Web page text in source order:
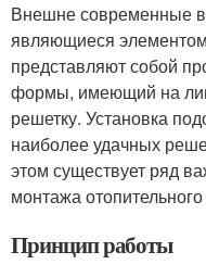
Внешне современные
являющиеся
представляют собой
формы, имеющий на
решетку. Установка
наиболее удачных
этом существует ряд
монтажа
Принцип работы